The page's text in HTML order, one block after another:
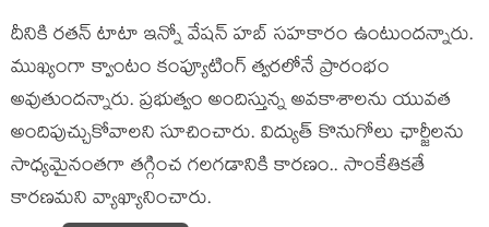
దీనికి ర‌త‌న్ టాటా ఇన్నో వేష‌న్ హ‌బ్ స‌హ‌కారం ఉంటుంద‌న్నారు.
ముఖ్యంగా క్వాంటం కంప్యూటింగ్ త్వ‌ర‌లోనే ప్రారంభం
అవుతుంద‌న్నారు. ప్రభుత్వం అందిస్తున్న అవకాశాలను యువ‌త
అందిపుచ్చుకోవాల‌ని సూచించారు. విద్యుత్ కొనుగోలు ఛార్జీలను
సాధ్య‌మైనంత‌గా త‌గ్గించ గ‌ల‌గ‌డానికి కార‌ణం.. సాంకేతికతే
కార‌ణ‌మ‌ని వ్యాఖ్యానించారు.